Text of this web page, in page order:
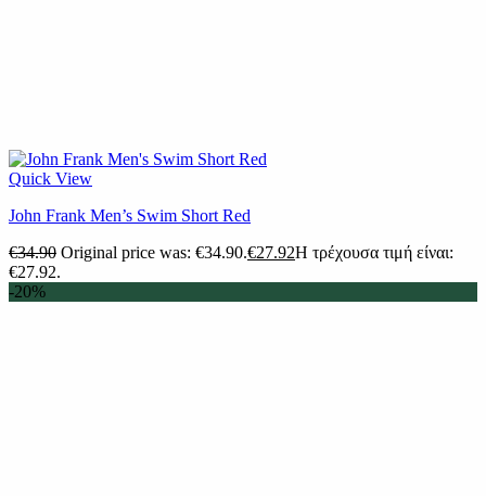
Quick View
John Frank Men’s Swim Short Red
€34.90 Original price was: €34.90.€27.92Η τρέχουσα τιμή είναι:
€27.92.
-20%